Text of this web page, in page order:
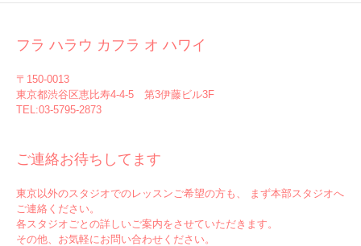
フラ ハラウ カフラ オ ハワイ
〒150-0013
東京都渋谷区恵比寿4-4-5 第3伊藤ビル3F
TEL:03-5795-2873
ご連絡お待ちしてます
東京以外のスタジオでのレッスンご希望の方も、 まず本部スタジオへ
ご連絡ください。
各スタジオごとの詳しいご案内をさせていただきます。
その他、お気軽にお問い合わせください。